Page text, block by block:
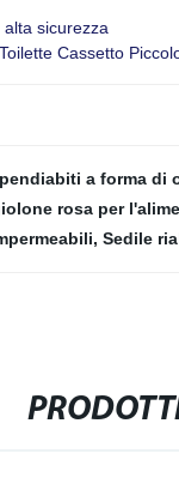
sicurezza
Cassetto
a forma di
rosa per
, Sedile